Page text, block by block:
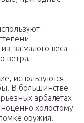
за малого веса
ветра.
используются
В большинстве
арбалетах
холостому
оружия.